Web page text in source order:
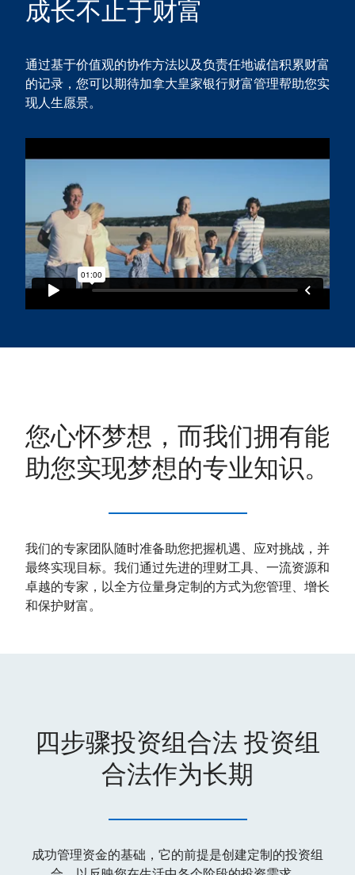
成长不止于财富
通过基于价值观的协作方法以及负责任地诚信积累财富
的记录，您可以期待加拿大皇家银行财富管理帮助您实
现人生愿景。
您心怀梦想，而我们拥有能
助您实现梦想的专业知识。
我们的专家团队随时准备助您把握机遇、应对挑战，并
最终实现目标。我们通过先进的理财工具、一流资源和
卓越的专家，以全方位量身定制的方式为您管理、增长
和保护财富。
四步骤投资组合法 投资组
合法作为长期
成功管理资金的基础，它的前提是创建定制的投资组